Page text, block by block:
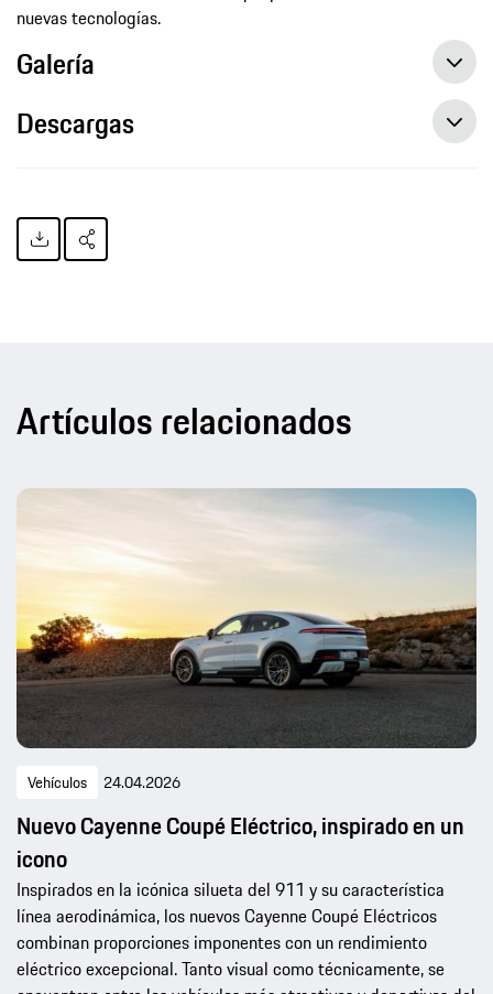
nuevas tecnologías.
Galería
Descargas
Artículos relacionados
Vehículos 24.04.2026
Nuevo Cayenne Coupé Eléctrico, inspirado en un
icono
Inspirados en la icónica silueta del 911 y su característica
línea aerodinámica, los nuevos Cayenne Coupé Eléctricos
combinan proporciones imponentes con un rendimiento
eléctrico excepcional. Tanto visual como técnicamente, se